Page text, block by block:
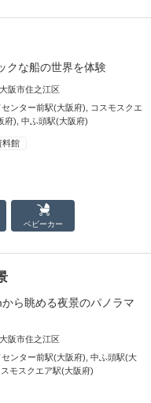
クな船の世界を体験
大阪市住之江区
センター前駅(大阪府)
コスモスクエ
府) ,中ふ頭駅(大阪府)
料館
ベビーカー
ら眺める夜景のパノラマ
大阪市住之江区
センター前駅(大阪府) ,中ふ頭駅(大
スモスクエア駅(大阪府)